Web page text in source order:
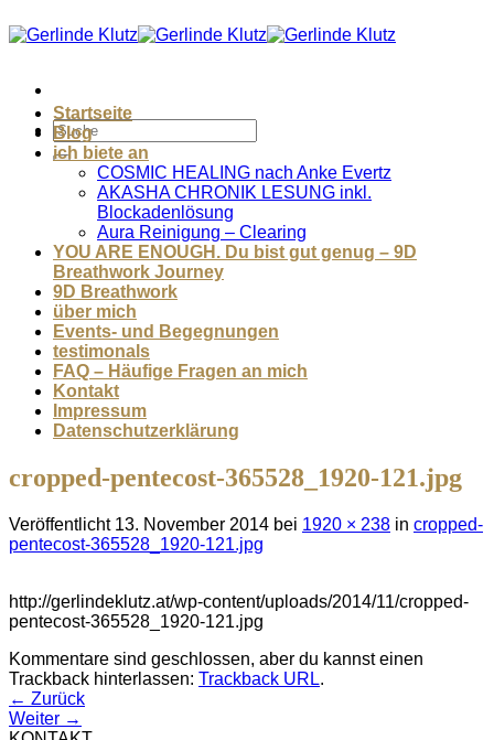
Inhalt
Startseite
Blog
ich biete an
COSMIC HEALING nach Anke Evertz
AKASHA CHRONIK LESUNG inkl.
Blockadenlösung
Aura Reinigung – Clearing
YOU ARE ENOUGH. Du bist gut genug – 9D
Breathwork Journey
9D Breathwork
über mich
Events- und Begegnungen
testimonals
FAQ – Häufige Fragen an mich
Kontakt
Impressum
Datenschutzerklärung
cropped-pentecost-365528_1920-121.jpg
Veröffentlicht 13. November 2014 bei 1920 × 238 in cropped-
pentecost-365528_1920-121.jpg
http://gerlindeklutz.at/wp-content/uploads/2014/11/cropped-
pentecost-365528_1920-121.jpg
Kommentare sind geschlossen, aber du kannst einen
Trackback hinterlassen: Trackback URL.
← Zurück
Weiter →